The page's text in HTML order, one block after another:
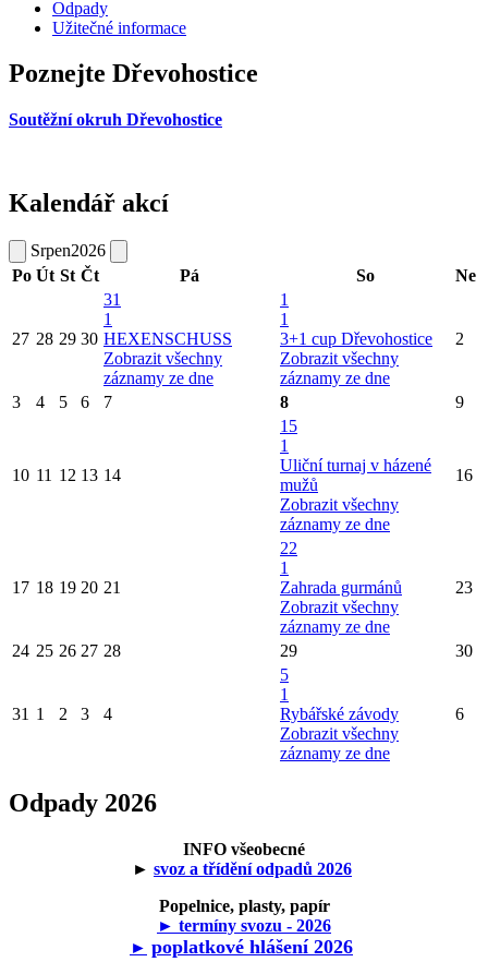
Odpady
Užitečné informace
Poznejte Dřevohostice
Soutěžní okruh Dřevohostice
Kalendář akcí
Srpen2026
Po Út St Čt Pá So Ne
27 28 29 30
31
1
HEXENSCHUSS
Zobrazit všechny
záznamy ze dne
1
1
3+1 cup Dřevohostice
Zobrazit všechny
záznamy ze dne
2
3 4 5 6 7 8 9
10 11 12 13 14
15
1
Uliční turnaj v házené
mužů
Zobrazit všechny
záznamy ze dne
16
17 18 19 20 21
22
1
Zahrada gurmánů
Zobrazit všechny
záznamy ze dne
23
24 25 26 27 28 29 30
31 1 2 3 4
5
1
Rybářské závody
Zobrazit všechny
záznamy ze dne
6
Odpady 2026
INFO všeobecné
► svoz a třídění odpadů 2026
Popelnice, plasty, papír
► termíny svozu - 2026
► poplatkové hlášení 2026